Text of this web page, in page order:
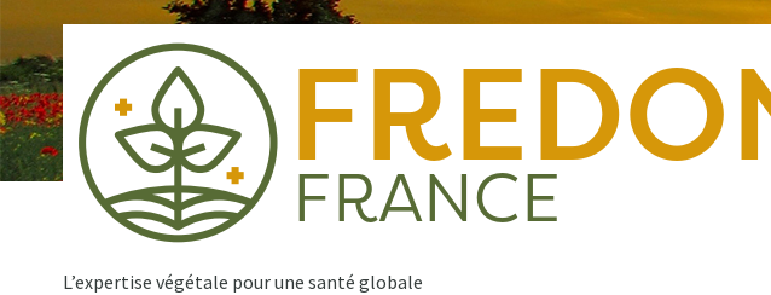
contenu
principal
L’expertise végétale pour une santé globale